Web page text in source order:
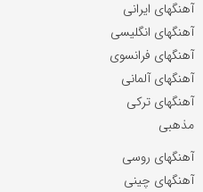
آهنگهای ایرانی
آهنگهای انگلیسی
آهنگهای فرانسوی
آهنگهای آلمانی
آهنگهای ترکی
مذهبی
آهنگهای روسی
آهنگهای چینی